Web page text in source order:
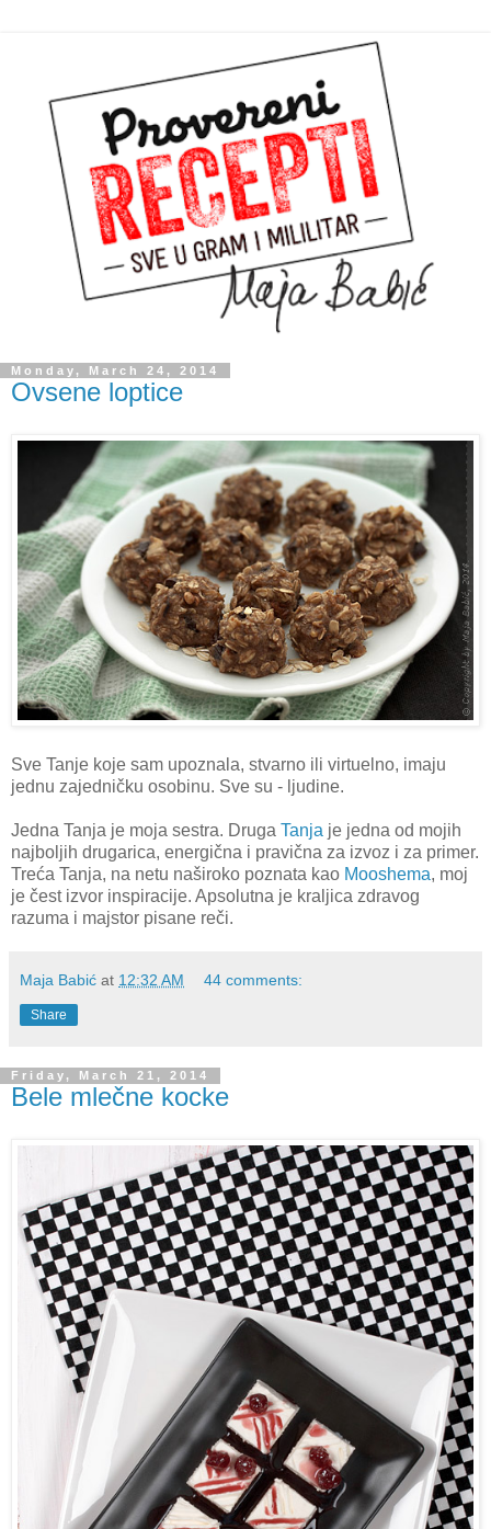
Monday, March 24, 2014
Ovsene loptice
Sve Tanje koje sam upoznala, stvarno ili virtuelno, imaju
jednu zajedničku osobinu. Sve su - ljudine.
Jedna Tanja je moja sestra. Druga Tanja je jedna od mojih
najboljih drugarica, energična i pravična za izvoz i za primer.
Treća Tanja, na netu naširoko poznata kao Mooshema, moj
je čest izvor inspiracije. Apsolutna je kraljica zdravog
razuma i majstor pisane reči.
Maja Babić at 12:32 AM 44 comments:
Share
Friday, March 21, 2014
Bele mlečne kocke